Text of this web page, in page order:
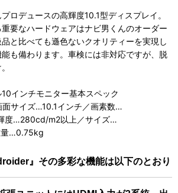
ロデュースの高輝度10.1型ディスプレイ。
要なハードウェアはナビ男くんのオーダー
と比べても遜色ないクオリティーを実現し
も備わります。車検には非対応ですが、脱
インチモニター基本スペック
面サイズ…10.1インチ／画素数…
度…280cd/m2以上／サイズ…
…0.75kg
』その多彩な機能は以下のとおり